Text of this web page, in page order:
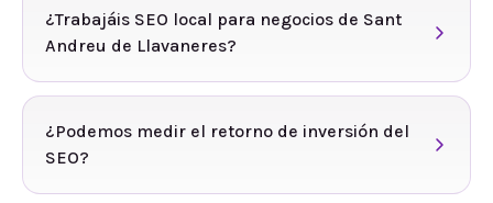
¿Trabajáis SEO local para negocios de Sant
Andreu de Llavaneres?
¿Podemos medir el retorno de inversión del
SEO?